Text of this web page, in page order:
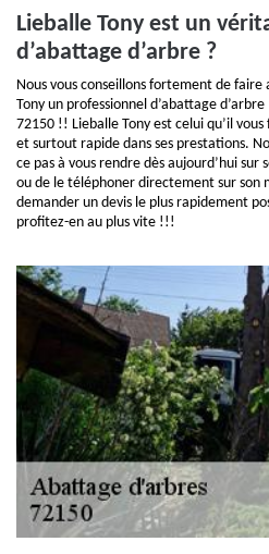
Lieballe Tony est un
d’abattage d’arbre ?
Nous vous conseillons fortement de faire
Tony un professionnel d’abattage
72150 !! Lieballe Tony est celui qu’il
et surtout rapide dans ses prestations.
ce pas à vous rendre dès aujourd’hui
ou de le téléphoner directement sur son
demander un devis le plus rapidement
profitez-en au plus vite !!!